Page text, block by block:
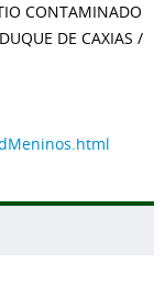
CONTAMINADO
DE CAXIAS /